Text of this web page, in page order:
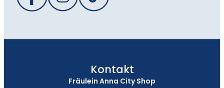
Kontakt
Fräulein Anna City Shop